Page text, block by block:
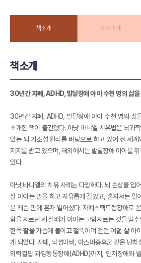
책소개 저자소개
책소개
30년간 자폐, ADHD, 발달장애 아이 수천 명의 삶을
30년간 자폐, ADHD, 발달장애 아이 수천 명의 삶
소개한 책이 출간됐다. 아낫 바니엘 치유법은 뇌과
있는 뇌 가소성 원리를 바탕으로 하고 있어 전 세계
지지를 받고 있으며, 해외에서는 발달장애 아이를
있다.
아낫 바니엘의 치유 사례는 다양하다. 뇌 손상을 입
살 아이는 말을 하고 자유롭게 걸었고, 혼자서는
분 레슨 만에 혼자 일어섰다. 자폐스펙트럼장애로
함을 지르던 세 살배기 아이는 고함지르는 것을 멈추
한쪽 팔을 가슴에 붙이고 절뚝이며 걷던 여덟 살 아
게 되었다. 자폐, 뇌성마비, 아스퍼증후군 같은 난치
의력결핍 과잉행동장애(ADHD)까지, 인지장애와